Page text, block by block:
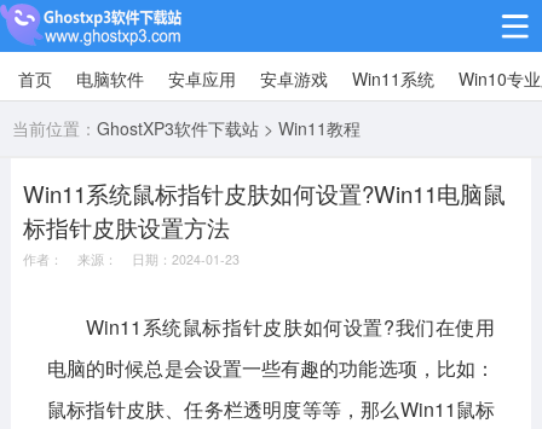
Win10专业版
Win10纯净版
Win11系统
win11下载64位 win11下载32位
休闲益智 赛车竞速 冒险解谜
动作射击 经营策略 体育竞技
首页 电脑软件 安卓应用 安卓游戏 Win11系统 Win10专
当前位置： GhostXP3软件下载站 > Win11教程
Win11系统鼠标指针皮肤如何设置?Win11电脑鼠
标指针皮肤设置方法
作者： 来源： 日期：2024-01-23
Win11系统鼠标指针皮肤如何设置?我们在使用
电脑的时候总是会设置一些有趣的功能选项，比如：
鼠标指针皮肤、任务栏透明度等等，那么Win11鼠标